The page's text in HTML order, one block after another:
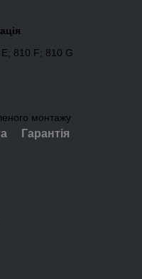
810 F; 810 G
монтажу
Гарантія